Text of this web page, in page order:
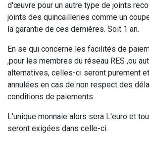
d'œuvre pour un autre type de joints
joints des quincailleries comme un
la garantie de ces dernières. Soit 1 an.
En se qui concerne les facilités de
,pour les membres du réseau RES ,ou
alternatives, celles-ci seront purement
annulées en cas de non respect des
conditions de paiements.
L'unique monnaie alors sera L'euro et
seront exigées dans celle-ci.